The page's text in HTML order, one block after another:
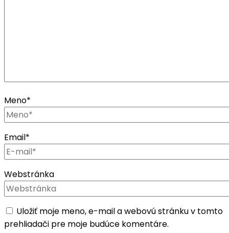
Meno*
Email*
Webstránka
Uložiť moje meno, e-mail a webovú stránku v tomto
prehliadači pre moje budúce komentáre.